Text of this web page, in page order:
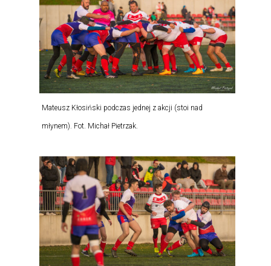
Mateusz Kłosiński podczas jednej z akcji (stoi nad
młynem). Fot. Michał Pietrzak.